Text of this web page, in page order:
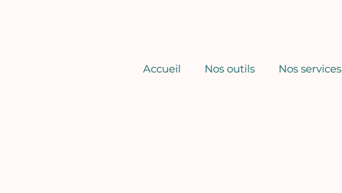
Accueil Nos outils Nos services